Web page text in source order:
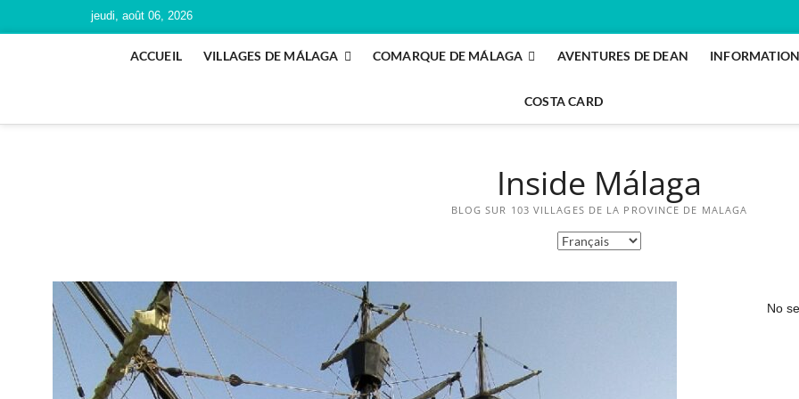
jeudi, août 06, 2026
ACCUEIL VILLAGES DE MÁLAGA COMARQUE DE MÁLAGA AVENTURES DE DEAN
COSTA CARD
Inside Málaga
BLOG SUR 103 VILLAGES DE LA PROVINCE DE MALAGA
No